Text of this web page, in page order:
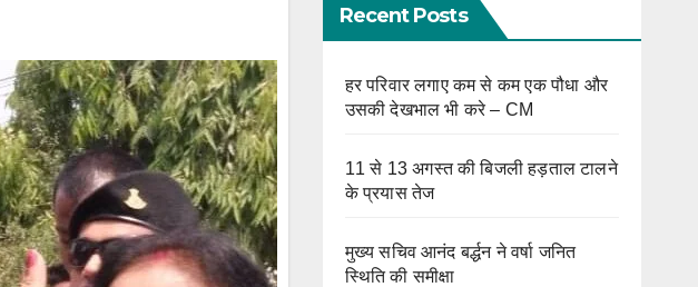
Recent Posts
हर परिवार लगाए कम से कम एक पौधा और
उसकी देखभाल भी करे – CM
11 से 13 अगस्त की बिजली हड़ताल टालने
के प्रयास तेज
मुख्य सचिव आनंद बर्द्धन ने वर्षा जनित
स्थिति की समीक्षा